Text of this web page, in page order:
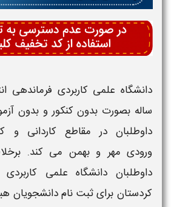
دانشگاه علمی کاربردی فرماندهی
ساله بصورت بدون کنکور و بدون
داوطلبان در مقاطع کاردانی و
ورودیمهر و بهمن می کند.
داوطلبان دانشگاه علمی
کردستان برایثبت نامدانشجویان